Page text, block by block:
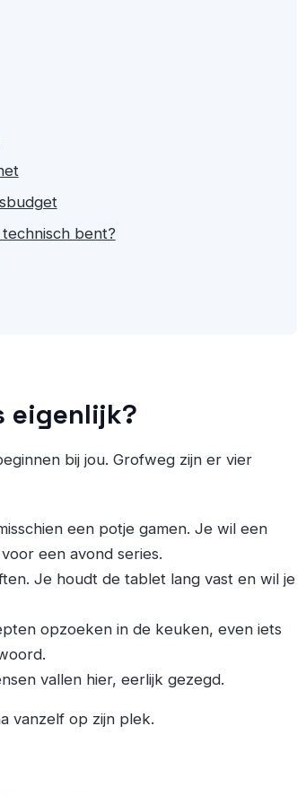
bent?
eigenlijk?
bij jou. Grofweg zijn er vier
een potje gamen. Je wil een
een avond series.
Je houdt de tablet lang vast en wil je
opzoeken in de keuken, even iets
vallen hier, eerlijk gezegd.
vanzelf op zijn plek.